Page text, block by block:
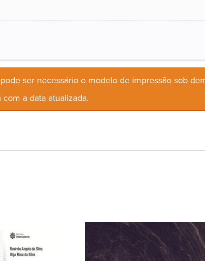
ser necessário o modelo de impressão sob
a data atualizada.